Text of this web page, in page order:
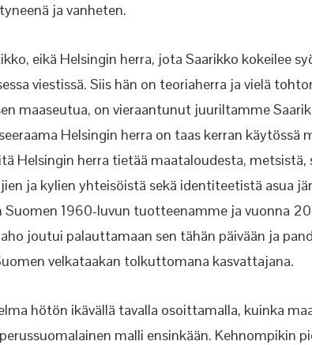
ja vanheten.
eikä Helsingin herra, jota Saarikko kokeilee
viestissä. Siis hän on teoriaherra ja vielä
maaseutua, on vieraantunut juuriltamme
Helsingin herra on taas kerran
Helsingin herra tietää maataloudesta, metsistä,
ja kylien yhteisöistä sekä identiteetistä asua
Suomen 1960-luvun tuotteenamme ja vuonna
joutui palauttamaan sen tähän päivään ja
velkataakan tolkuttomana kasvattajana.
hötön ikävällä tavalla osoittamalla, kuinka
malli ensinkään. Kehnompikin